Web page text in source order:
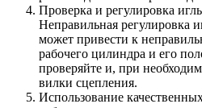
Проверка и регулировка
Неправильная регулировка
может привести к
рабочего цилиндра и его
проверяйте и, при
вилки сцепления.
Использование